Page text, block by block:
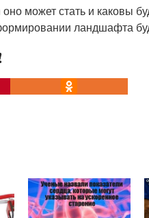
может стать и каковы
ландшафта